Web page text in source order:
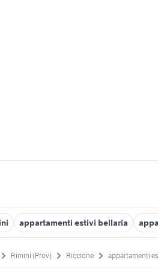
appartamenti estivi bellaria
Rimini (Prov) Riccione appartamenti